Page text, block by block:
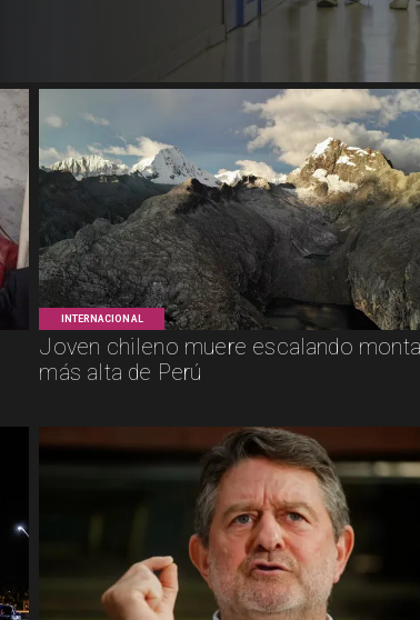
INTERNACIONAL
Joven chileno muere escalando
más alta de Perú